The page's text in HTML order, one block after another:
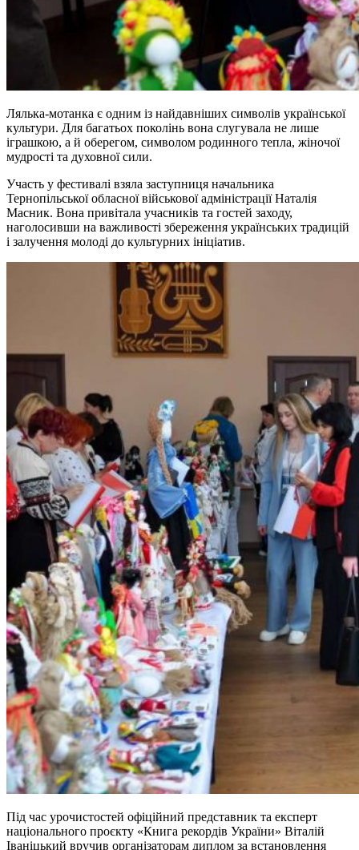
Лялька-мотанка є одним із найдавніших символів української
культури. Для багатьох поколінь вона слугувала не лише
іграшкою, а й оберегом, символом родинного тепла, жіночої
мудрості та духовної сили.
Участь у фестивалі взяла заступниця начальника
Тернопільської обласної військової адміністрації Наталія
Масник. Вона привітала учасників та гостей заходу,
наголосивши на важливості збереження українських традицій
і залучення молоді до культурних ініціатив.
Під час урочистостей офіційний представник та експерт
національного проєкту «Книга рекордів України» Віталій
Іваніцький вручив організаторам диплом за встановлення